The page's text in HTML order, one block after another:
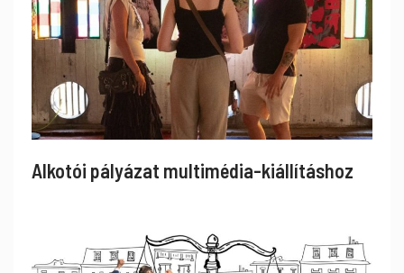
Alkotói pályázat multimédia-kiállításhoz